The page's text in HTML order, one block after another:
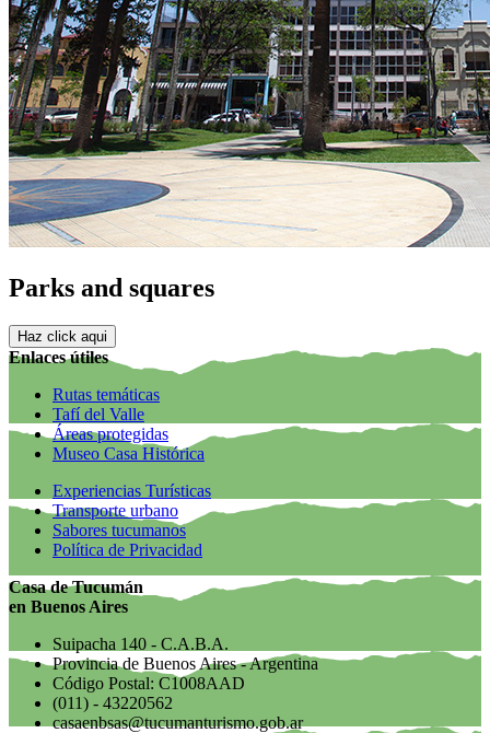
Parks and squares
Haz click aqui
Enlaces útiles
Rutas temáticas
Tafí del Valle
Áreas protegidas
Museo Casa Histórica
Experiencias Turísticas
Transporte urbano
Sabores tucumanos
Política de Privacidad
Casa de Tucumán
en Buenos Aires
Suipacha 140 - C.A.B.A.
Provincia de Buenos Aires - Argentina
Código Postal: C1008AAD
(011) - 43220562
casaenbsas@tucumanturismo.gob.ar